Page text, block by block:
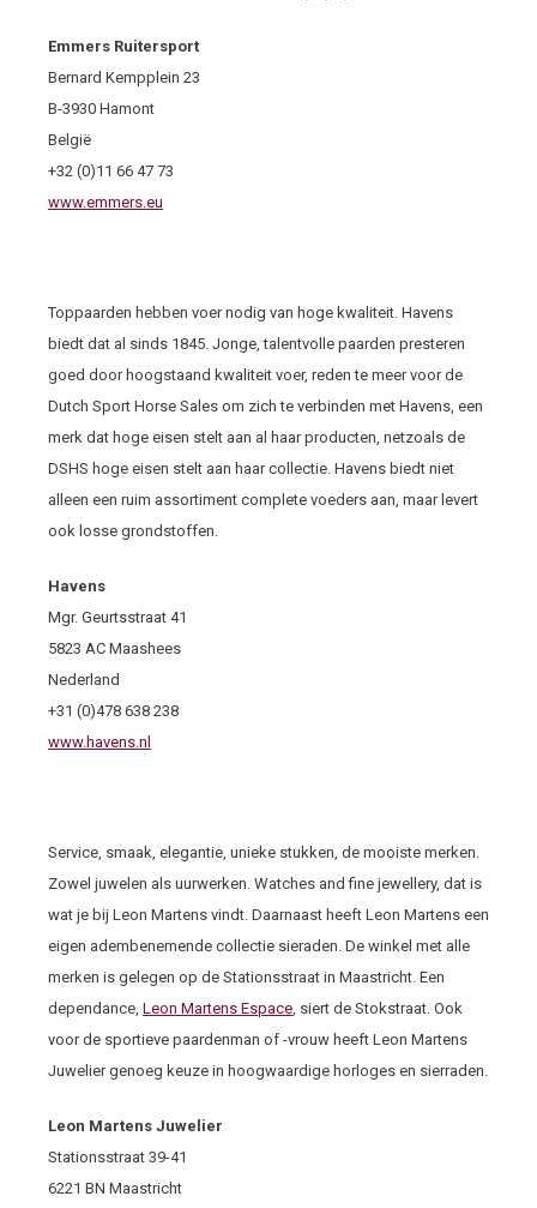
Emmers Ruitersport
Bernard Kempplein 23
B-3930 Hamont
België
+32 (0)11 66 47 73
www.emmers.eu
Toppaarden hebben voer nodig van hoge kwaliteit. Havens
biedt dat al sinds 1845. Jonge, talentvolle paarden presteren
goed door hoogstaand kwaliteit voer, reden te meer voor de
Dutch Sport Horse Sales om zich te verbinden met Havens, een
merk dat hoge eisen stelt aan al haar producten, netzoals de
DSHS hoge eisen stelt aan haar collectie. Havens biedt niet
alleen een ruim assortiment complete voeders aan, maar levert
ook losse grondstoffen.
Havens
Mgr. Geurtsstraat 41
5823 AC Maashees
Nederland
+31 (0)478 638 238
www.havens.nl
Service, smaak, elegantie, unieke stukken, de mooiste merken.
Zowel juwelen als uurwerken. Watches and fine jewellery, dat is
wat je bij Leon Martens vindt. Daarnaast heeft Leon Martens een
eigen adembenemende collectie sieraden. De winkel met alle
merken is gelegen op de Stationsstraat in Maastricht. Een
dependance, Leon Martens Espace, siert de Stokstraat. Ook
voor de sportieve paardenman of -vrouw heeft Leon Martens
Juwelier genoeg keuze in hoogwaardige horloges en sierraden.
Leon Martens Juwelier
Stationsstraat 39-41
6221 BN Maastricht